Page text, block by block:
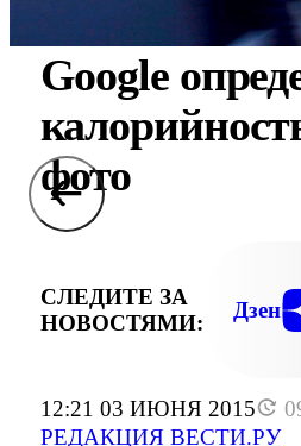
12:21 03 ИЮНЯ 2015
РЕДАКЦИЯ ВЕСТИ.РУ
Google
фото
СЛЕДИТЕ ЗА
НОВОСТЯМИ:
Дзен